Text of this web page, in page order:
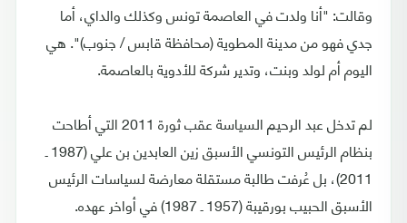
وقالت: "أنا ولدت في العاصمة تونس وكذلك والداي، أما
جدي فهو من مدينة المطوية (محافظة قابس / جنوب)". هي
اليوم أم لولد وبنت، وتدير شركة للأدوية بالعاصمة.
لم تدخل عبد الرحيم السياسة عقب ثورة 2011 التي أطاحت
بنظام الرئيس التونسي الأسبق زين العابدين بن علي (1987 ـ
2011)، بل عُرفت طالبة مستقلة معارضة لسياسات الرئيس
الأسبق الحبيب بورقيبة (1957 ـ 1987) في أواخر عهده.